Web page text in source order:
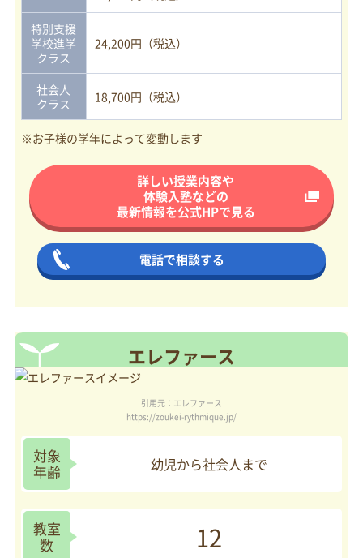
特別支援
学校進学
クラス
24,200円（税込）
社会人
クラス
18,700円（税込）
※お子様の学年によって変動します
詳しい授業内容や
体験入塾などの
最新情報を公式HPで見る
電話で相談する
エレファース
引用元：エレファース
https://zoukei-rythmique.jp/
対象
年齢
幼児から社会人まで
教室
数
12